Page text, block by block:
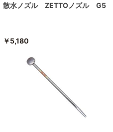
散水ノズル ZETTOノズル G5
￥5,180